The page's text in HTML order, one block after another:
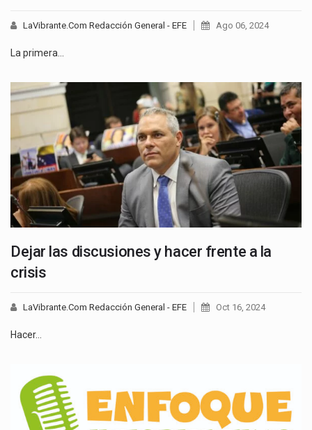
LaVibrante.Com Redacción General - EFE Ago 06, 2024
La primera…
Dejar las discusiones y hacer frente a la
crisis
LaVibrante.Com Redacción General - EFE Oct 16, 2024
Hacer…